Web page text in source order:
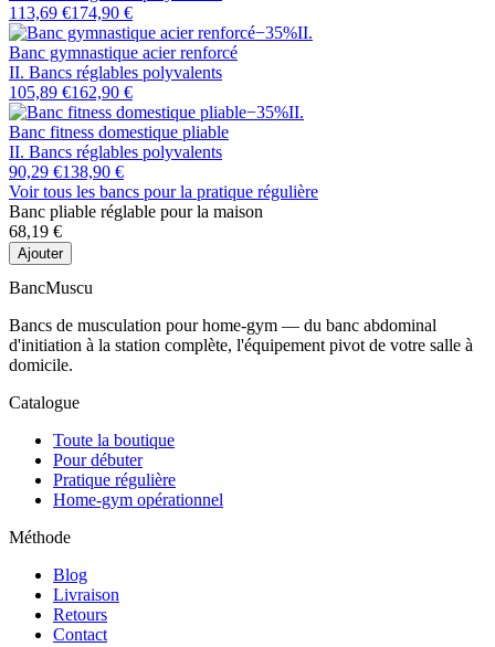
113,69 €174,90 €
−35%II.
Banc gymnastique acier renforcé
II. Bancs réglables polyvalents
105,89 €162,90 €
−35%II.
Banc fitness domestique pliable
II. Bancs réglables polyvalents
90,29 €138,90 €
Voir tous les bancs pour la pratique régulière
Banc pliable réglable pour la maison
68,19 €
Ajouter
BancMuscu
Bancs de musculation pour home-gym — du banc abdominal
d'initiation à la station complète, l'équipement pivot de votre salle à
domicile.
Catalogue
Toute la boutique
Pour débuter
Pratique régulière
Home-gym opérationnel
Méthode
Blog
Livraison
Retours
Contact